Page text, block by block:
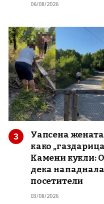
06/08/2026
Уапсена
како
Камени кукли:
дека
посетители
03/08/2026